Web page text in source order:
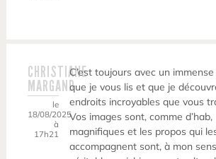
CHRISTIANE
MARGAND
le
18/08/2025
à
17h21
C’est toujours avec un
que je vous lis et que je
endroits incroyables que vous
Vos images sont, comme d’hab,
magnifiques et les propos qui
accompagnent sont, à mon